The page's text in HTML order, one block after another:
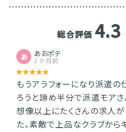
総合評価 4.3
あ あおポテ
2 か月前
もうアラフォーになり派遣の
ろうと諦め半分で派遣モア
想像以上にたくさんの求人
た。素敵で上品なクラブから